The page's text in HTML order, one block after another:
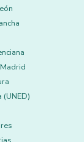
(UNED)